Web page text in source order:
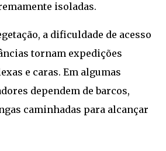
isoladas.
a dificuldade de acesso
tornam expedições
e caras. Em algumas
dependem de barcos,
caminhadas para alcançar